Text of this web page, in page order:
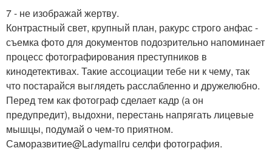
7 - не изображай жертву.
Контрастный свет, крупный план, ракурс строго анфас -
съемка фото для документов подозрительно напоминает
процесс фотографирования преступников в
кинодетективах. Такие ассоциации тебе ни к чему, так
что постарайся выглядеть расслабленно и дружелюбно.
Перед тем как фотограф сделает кадр (а он
предупредит), выдохни, перестань напрягать лицевые
мышцы, подумай о чем-то приятном.
Саморазвитие@Ladymailru селфи фотография.